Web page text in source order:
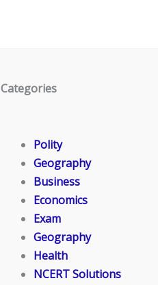
Categories
Polity
Geography
Business
Economics
Exam
Geography
Health
NCERT Solutions